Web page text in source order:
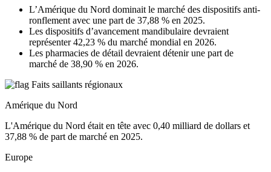
L’Amérique du Nord dominait le marché des dispositifs anti-
ronflement avec une part de 37,88 % en 2025.
Les dispositifs d’avancement mandibulaire devraient
représenter 42,23 % du marché mondial en 2026.
Les pharmacies de détail devraient détenir une part de
marché de 38,90 % en 2026.
Faits saillants régionaux
Amérique du Nord
L'Amérique du Nord était en tête avec 0,40 milliard de dollars et
37,88 % de part de marché en 2025.
Europe